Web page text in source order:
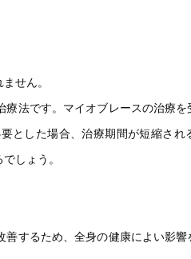
せん。
法です。マイオブレースの治療
とした場合、治療期間が短縮され
しょう。
するため、全身の健康によい影響